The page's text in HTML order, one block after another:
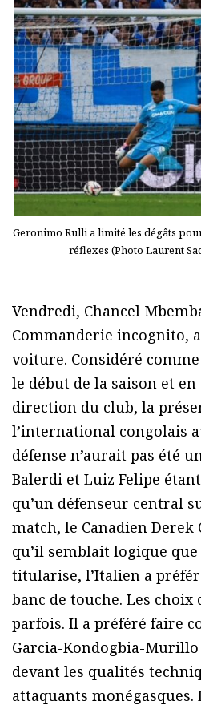
Geronimo Rulli a limité les dégâts
réflexes (Photo Laurent
Vendredi, Chancel
Commanderie incognito,
voiture. Considéré
le début de la saison et
direction du club, la
l’international congolais
défense n’aurait pas été
Balerdi et Luiz Felipe
qu’un défenseur central
match, le Canadien
qu’il semblait logique
titularise, l’Italien a
banc de touche. Les
parfois. Il a préféré faire
Garcia-Kondogbia-
devant les qualités
attaquants